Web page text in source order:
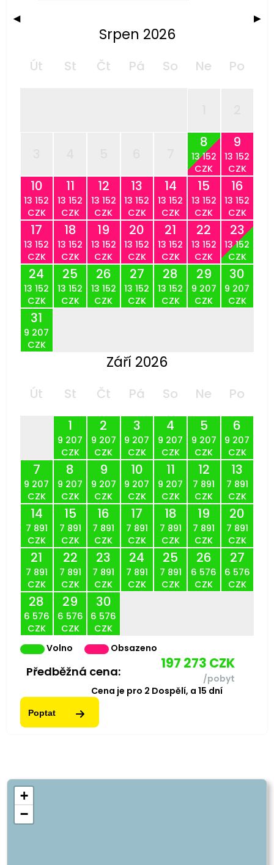
◀ ▶
Srpen 2026
Út St Čt Pá So Ne Po
8
13 152
CZK
9
13 152
CZK
10
13 152
CZK
11
13 152
CZK
12
13 152
CZK
13
13 152
CZK
14
13 152
CZK
15
13 152
CZK
16
13 152
CZK
17
13 152
CZK
18
13 152
CZK
19
13 152
CZK
20
13 152
CZK
21
13 152
CZK
22
13 152
CZK
23
13 152
CZK
24
13 152
CZK
25
13 152
CZK
26
13 152
CZK
27
13 152
CZK
28
13 152
CZK
29
9 207
CZK
30
9 207
CZK
31
9 207
CZK
Září 2026
Út St Čt Pá So Ne
Po
1
9 207
CZK
2
9 207
CZK
3
9 207
CZK
4
9 207
CZK
5
9 207
CZK
6
9 207
CZK
7
9 207
CZK
8
9 207
CZK
9
9 207
CZK
10
9 207
CZK
11
9 207
CZK
12
7 891
CZK
13
7 891
CZK
14
7 891
CZK
15
7 891
CZK
16
7 891
CZK
17
7 891
CZK
18
7 891
CZK
19
7 891
CZK
20
7 891
CZK
21
7 891
CZK
22
7 891
CZK
23
7 891
CZK
24
7 891
CZK
25
7 891
CZK
26
6 576
CZK
27
6 576
CZK
28
6 576
CZK
29
6 576
CZK
30
6 576
CZK
Volno
Obsazeno
Předběžná cena: 197 273 CZK
/pobyt
Cena je pro 2 Dospělí, a 15 dní
Poptat
+
−